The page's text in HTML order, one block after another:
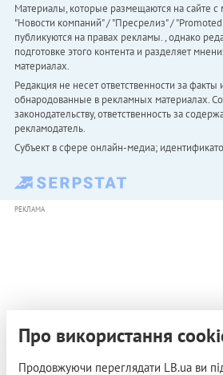
Материалы, которые размещаются на сайте с
"Новости компаний" / "Пресрелиз" /
публикуются на правах рекламы. , однако
подготовке этого контента и разделяет
материалах.
Редакция не несет ответственности за
обнародованные в рекламных материалах.
законодательству, ответственность за
рекламодатель.
Субъект в сфере онлайн-медиа;
РЕКЛАМА
Про використання
Продовжуючи переглядати LB.ua ви